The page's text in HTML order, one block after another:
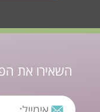
השאירו את